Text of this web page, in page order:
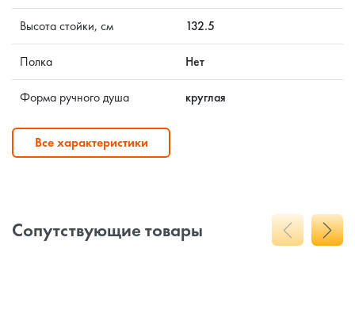
Высота стойки, см 132.5
Полка Нет
Форма ручного душа круглая
Все характеристики
Сопутствующие товары